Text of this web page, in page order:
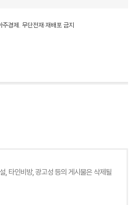
경제. 무단전재·재배포 금지